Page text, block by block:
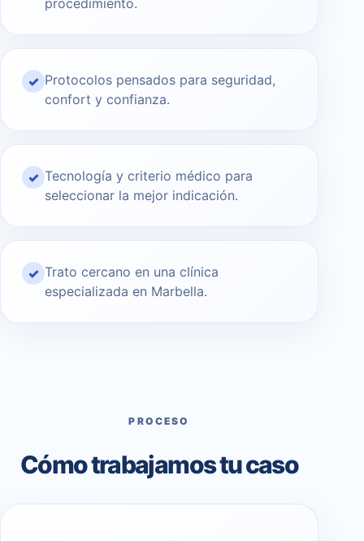
✓ Protocolos pensados para seguridad,
confort y confianza.
✓ Tecnología y criterio médico para
seleccionar la mejor indicación.
✓ Trato cercano en una clínica
especializada en Marbella.
PROCESO
Cómo trabajamos tu caso